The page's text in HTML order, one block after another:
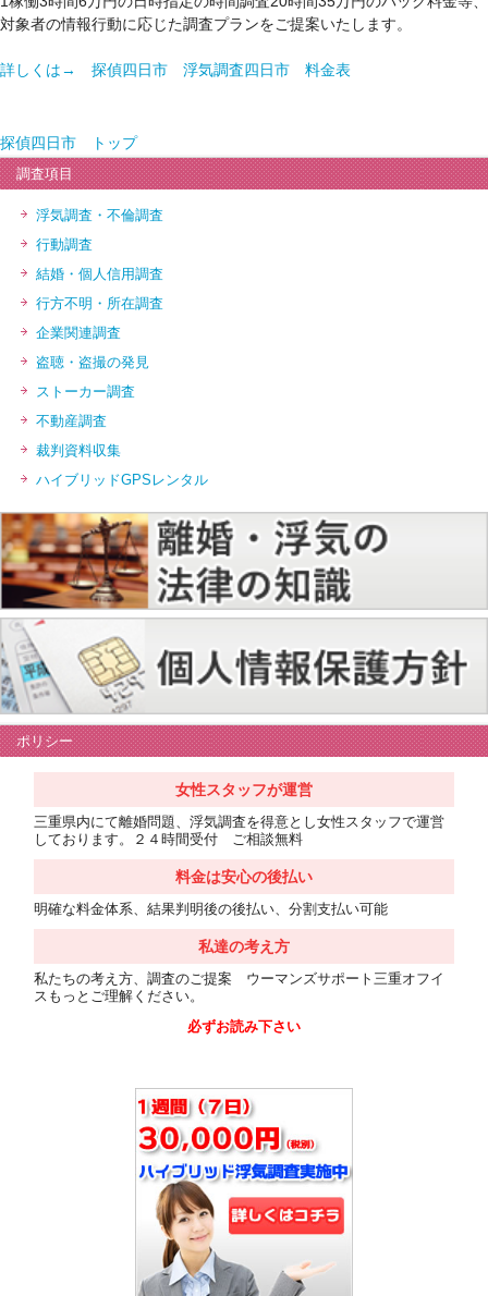
対象者の情報行動に応じた調査プランをご提案いたします。
詳しくは→ 探偵四日市 浮気調査四日市 料金表
探偵四日市 トップ
調査項目
浮気調査・不倫調査
行動調査
結婚・個人信用調査
行方不明・所在調査
企業関連調査
盗聴・盗撮の発見
ストーカー調査
不動産調査
裁判資料収集
ハイブリッドGPSレンタル
ポリシー
女性スタッフが運営
三重県内にて離婚問題、浮気調査を得意とし女性スタッフで運営
しております。２４時間受付 ご相談無料
料金は安心の後払い
明確な料金体系、結果判明後の後払い、分割支払い可能
私達の考え方
私たちの考え方、調査のご提案 ウーマンズサポート三重オフイ
スもっとご理解ください。
必ずお読み下さい